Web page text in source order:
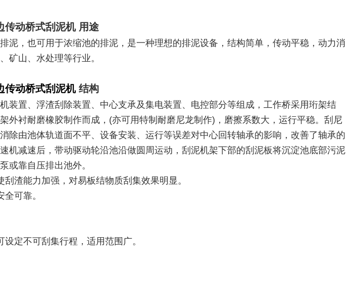
传动桥式刮泥机 用途
泥，也可用于浓缩池的排泥，是一种理想的排泥设备，结构简单，传动平稳，动力消
矿山、水处理等行业。
传动桥式刮泥机 结构
装置、浮渣刮除装置、中心支承及集电装置、电控部分等组成，工作桥采用珩架结
外衬耐磨橡胶制作而成，(亦可用特制耐磨尼龙制作)，磨擦系数大，运行平稳。刮尼
除由池体轨道面不平、设备安装、运行等误差对中心回转轴承的影响，改善了轴承的
机减速后，带动驱动轮沿池沿做圆周运动，刮泥机架下部的刮泥板将沉淀池底部污泥
或靠自压排出池外。
渣能力加强，对易板结物质刮集效果明显。
全可靠。
定不可刮集行程，适用范围广。